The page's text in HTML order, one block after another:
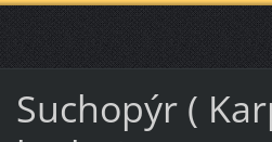
Suchopýr (